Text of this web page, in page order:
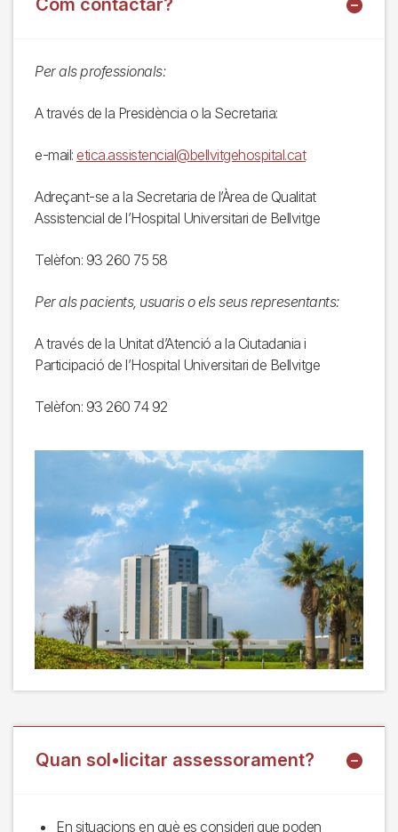
Per als professionals:
A través de la Presidència o la Secretaria:
e-mail: etica.assistencial@bellvitgehospital.cat
Adreçant-se a la Secretaria de l’Àrea de Qualitat
Assistencial de l’Hospital Universitari de Bellvitge
Telèfon: 93 260 75 58
Per als pacients, usuaris o els seus representants:
A través de la Unitat d’Atenció a la Ciutadania i
Participació de l’Hospital Universitari de Bellvitge
Telèfon: 93 260 74 92
Quan sol•licitar assessorament?
En situacions en què es consideri que poden